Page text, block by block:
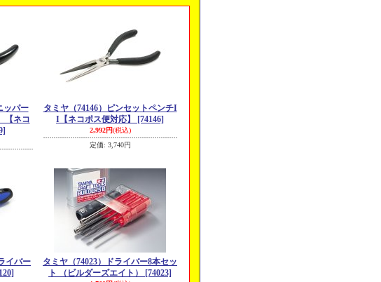
ッパー
【ネコ
タミヤ（74146）ピンセットペンチI
I【ネコポス便対応】
[74146]
2,992円(税込)
定価: 3,740円
イバー
タミヤ（74023）ドライバー8本セッ
ト （ビルダーズエイト）
[74023]